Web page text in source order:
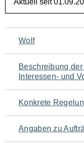
Navigation
für
den
Seiteninhalt
Wolf
Beschreibung
Interessen- und
Konkrete
Angaben zu